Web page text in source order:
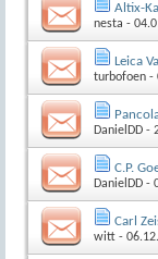
Altix-
nesta -
Leica
turbofoen -
DanielDD -
C.P.
DanielDD -
Carl
witt -